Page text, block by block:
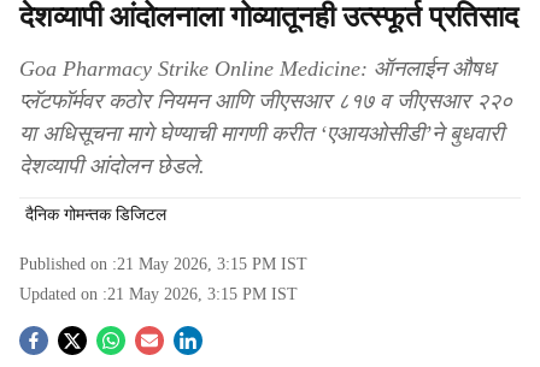
देशव्‍यापी आंदोलनाला गोव्‍यातूनही उत्‍स्‍फूर्त प्रतिसाद
Goa Pharmacy Strike Online Medicine: ऑनलाईन औषध
प्लॅटफॉर्मवर कठोर नियमन आणि जीएसआर ८१७ व जीएसआर २२०
या अधिसूचना मागे घेण्याची मागणी करीत ‘एआयओसीडी’ने बुधवारी
देशव्‍यापी आंदोलन छेडले.
दैनिक गोमन्तक डिजिटल
Published on :21 May 2026, 3:15 PM IST
Updated on :21 May 2026, 3:15 PM IST
S